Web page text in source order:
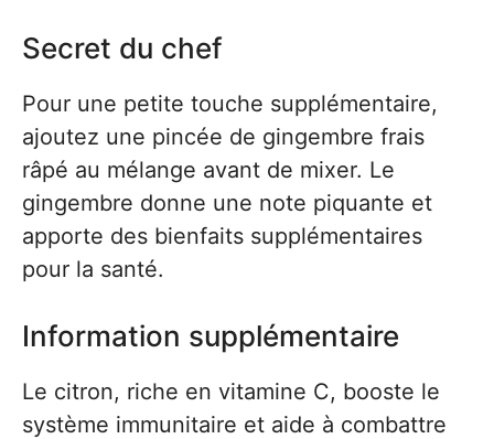
Secret du chef
Pour une petite touche supplémentaire,
ajoutez une pincée de gingembre frais
râpé au mélange avant de mixer. Le
gingembre donne une note piquante et
apporte des bienfaits supplémentaires
pour la santé.
Information supplémentaire
Le citron, riche en vitamine C, booste le
système immunitaire et aide à combattre